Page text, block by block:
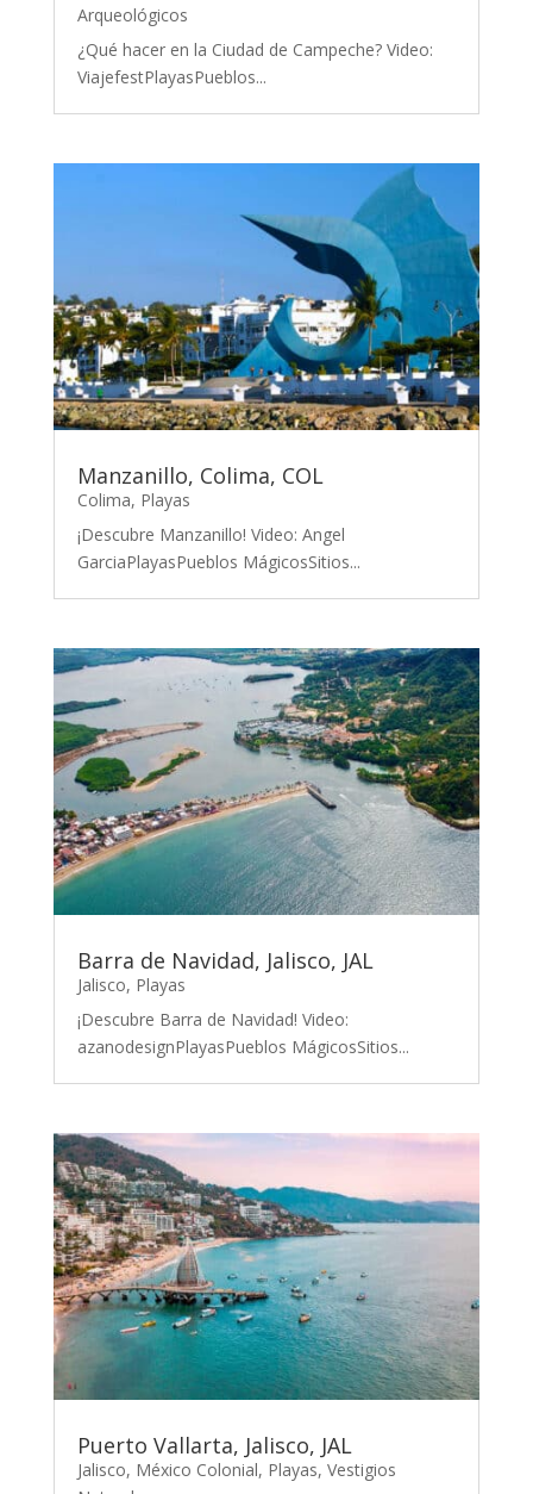
Arqueológicos
¿Qué hacer en la Ciudad de Campeche? Video:
ViajefestPlayasPueblos...
Manzanillo, Colima, COL
Colima, Playas
¡Descubre Manzanillo! Video: Angel
GarciaPlayasPueblos MágicosSitios...
Barra de Navidad, Jalisco, JAL
Jalisco, Playas
¡Descubre Barra de Navidad! Video:
azanodesignPlayasPueblos MágicosSitios...
Puerto Vallarta, Jalisco, JAL
Jalisco, México Colonial, Playas, Vestigios